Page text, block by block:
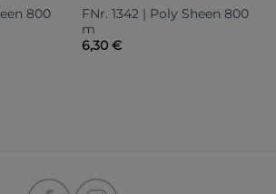
800
FNr. 1342 | Poly Sheen 800
m
6,30 €